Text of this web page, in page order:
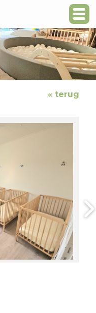
« terug